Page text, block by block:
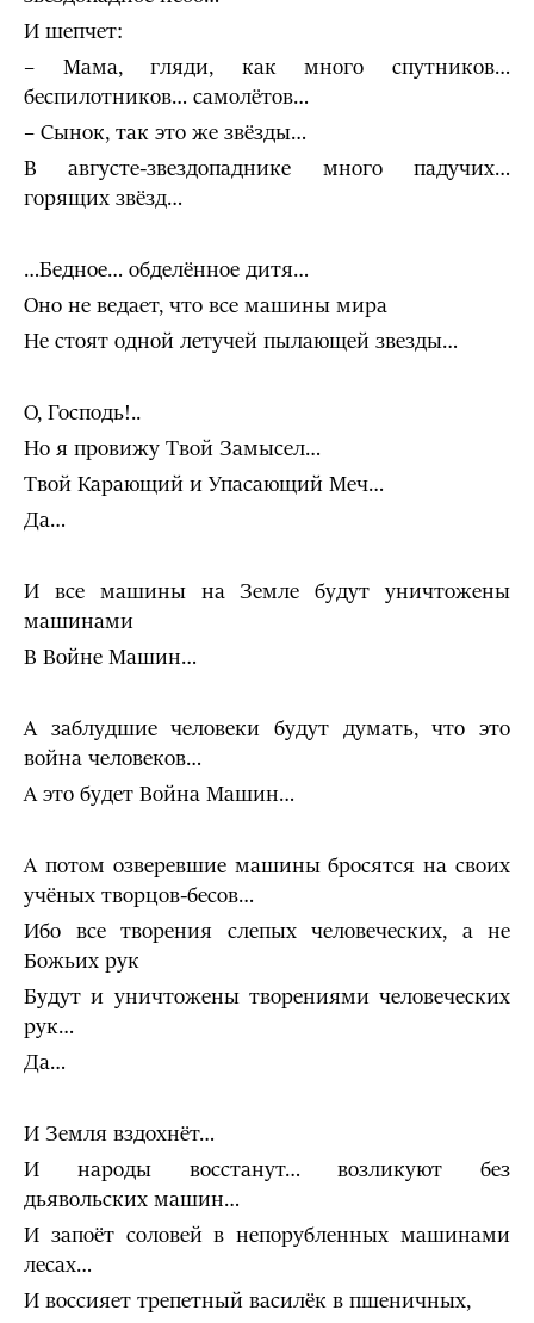
И шепчет:
– Мама, гляди, как много спутников…
беспилотников… самолётов…
– Сынок, так это же звёзды…
В августе-звездопаднике много падучих…
горящих звёзд…
…Бедное… обделённое дитя…
Оно не ведает, что все машины мира
Не стоят одной летучей пылающей звезды…
О, Господь!..
Но я провижу Твой Замысел…
Твой Карающий и Упасающий Меч…
Да…
И все машины на Земле будут уничтожены
машинами
В Войне Машин…
А заблудшие человеки будут думать, что это
война человеков…
А это будет Война Машин…
А потом озверевшие машины бросятся на своих
учёных творцов-бесов…
Ибо все творения слепых человеческих, а не
Божьих рук
Будут и уничтожены творениями человеческих
рук…
Да…
И Земля вздохнёт…
И народы восстанут… возликуют без
дьявольских машин…
И запоёт соловей в непорубленных машинами
лесах…
И воссияет трепетный василёк в пшеничных,